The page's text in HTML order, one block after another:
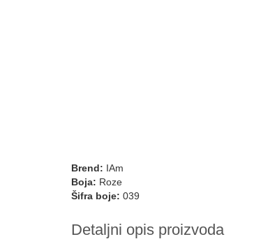
Brend: IAm
Boja: Roze
Šifra boje: 039
Detaljni opis proizvoda